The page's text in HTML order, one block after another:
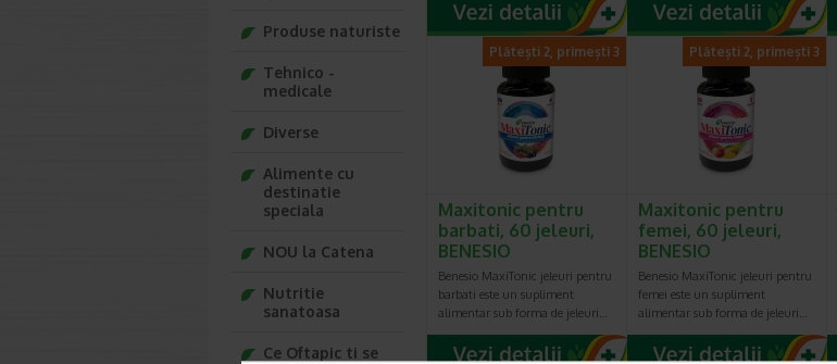
Plătești 2, primești 3
Maxitonic pentru
barbati, 60 jeleuri,
BENESIO
Benesio MaxiTonic jeleuri pentru
barbati este un supliment
alimentar sub forma de jeleuri…
Plătești 2, primești 3
Maxitonic pentru
femei, 60 jeleuri,
BENESIO
Benesio MaxiTonic jeleuri pentru
femei este un supliment
alimentar sub forma de jeleuri…
Produse naturiste
Tehnico -
medicale
Diverse
Alimente cu
destinatie
speciala
NOU la Catena
Nutritie
sanatoasa
Ce Oftapic ti se